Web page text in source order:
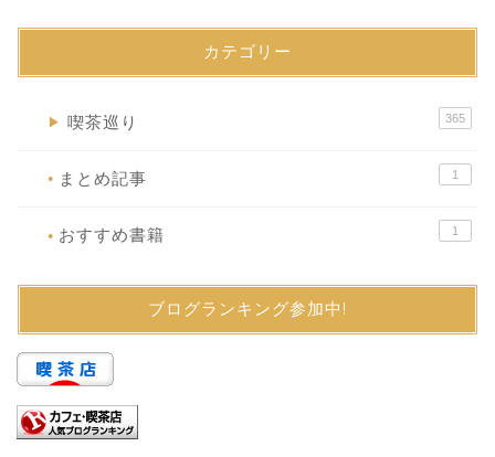
カテゴリー
▶ 喫茶巡り 365
● まとめ記事 1
● おすすめ書籍 1
ブログランキング参加中!